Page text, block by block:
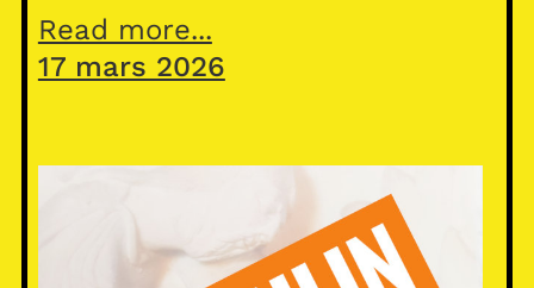
Read more...
17 mars 2026